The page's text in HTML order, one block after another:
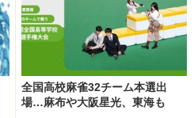
全国高校麻雀32チーム本選出
場…麻布や大阪星光、東海も